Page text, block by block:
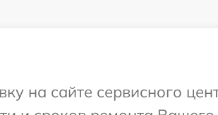
на сайте сервисного